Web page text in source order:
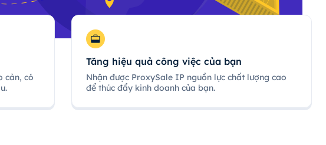
cản, có
Tăng hiệu quả công việc của bạn
Nhận được ProxySale IP nguồn lực chất lượng cao
để thúc đẩy kinh doanh của bạn.